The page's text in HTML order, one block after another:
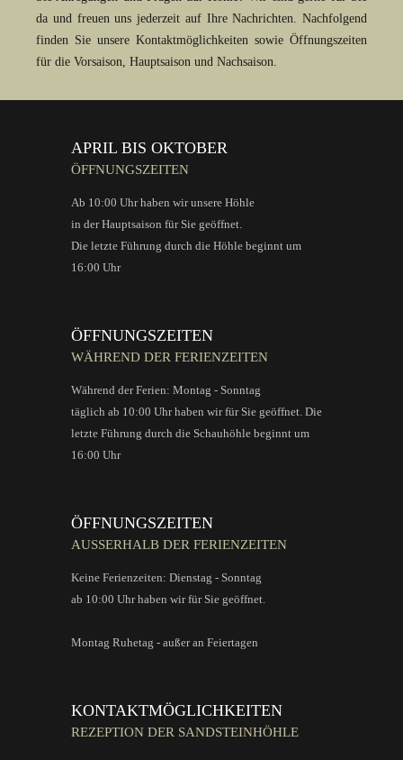
da und freuen uns jederzeit auf Ihre Nachrichten. Nachfolgend
finden Sie unsere Kontaktmöglichkeiten sowie Öffnungszeiten
für die Vorsaison, Hauptsaison und Nachsaison.
APRIL BIS OKTOBER
ÖFFNUNGSZEITEN
Ab 10:00 Uhr haben wir unsere Höhle
in der Hauptsaison für Sie geöffnet.
Die letzte Führung durch die Höhle beginnt um
16:00 Uhr
ÖFFNUNGSZEITEN
WÄHREND DER FERIENZEITEN
Während der Ferien: Montag - Sonntag
täglich ab 10:00 Uhr haben wir für Sie geöffnet. Die
letzte Führung durch die Schauhöhle beginnt um
16:00 Uhr
ÖFFNUNGSZEITEN
AUSSERHALB DER FERIENZEITEN
Keine Ferienzeiten: Dienstag - Sonntag
ab 10:00 Uhr haben wir für Sie geöffnet.
Montag Ruhetag - außer an Feiertagen
KONTAKTMÖGLICHKEITEN
REZEPTION DER SANDSTEINHÖHLE